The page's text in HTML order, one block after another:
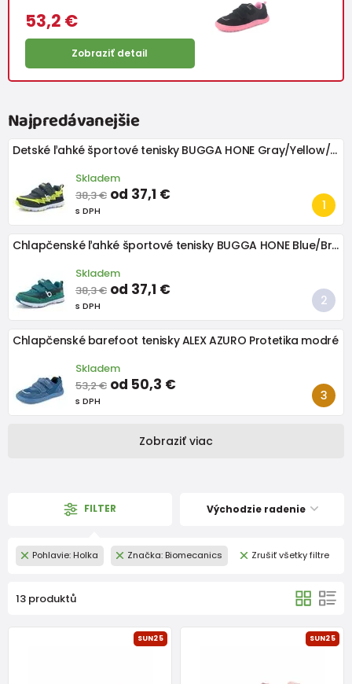
53,2 €
Zobraziť detail
Najpredávanejšie
Detské ľahké športové tenisky BUGGA HONE Gray/Yellow/Black
Skladem
38,3 € od 37,1 €
s DPH
Chlapčenské ľahké športové tenisky BUGGA HONE Blue/Brown/Green
Skladem
38,3 € od 37,1 €
s DPH
Chlapčenské barefoot tenisky ALEX AZURO Protetika modré
Skladem
53,2 € od 50,3 €
s DPH
Zobraziť viac
FILTER Východzie radenie
Pohlavie: Holka Značka: Biomecanics Zrušiť všetky filtre
13 produktů
SUN25 SUN25